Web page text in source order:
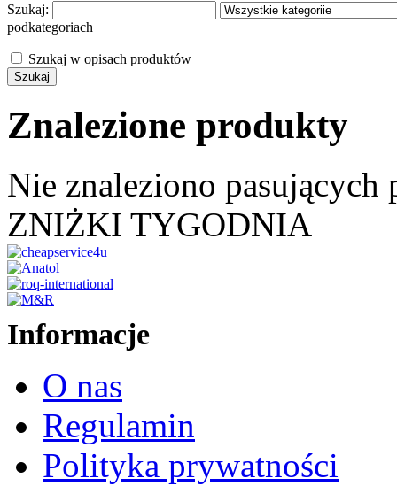
Szukaj:
podkategoriach
Szukaj w opisach produktów
Znalezione produkty
Nie znaleziono pasujących
ZNIŻKI TYGODNIA
Informacje
O nas
Regulamin
Polityka prywatności